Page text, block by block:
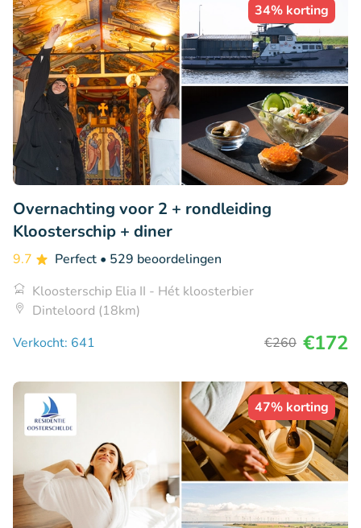
34% korting
Overnachting voor 2 + rondleiding
Kloosterschip + diner
9.7 Perfect • 529 beoordelingen
Kloosterschip Elia II - Hét kloosterbier
Dinteloord (18km)
Verkocht: 641
€260 €172
47% korting